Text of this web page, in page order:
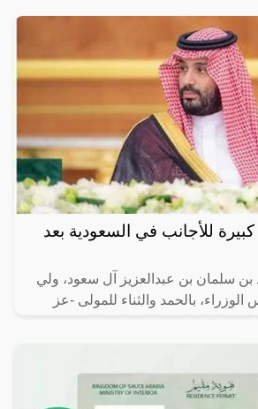
للأجانب في السعودية بعد
بن سلمان بن عبدالعزيز آل سعود، ولي
بالحمد والثناء للمولى -عز